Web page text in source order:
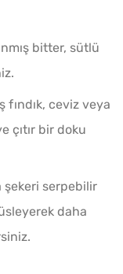
bitter, sütlü
fındık, ceviz veya
çıtır bir doku
şekeri serpebilir
daha